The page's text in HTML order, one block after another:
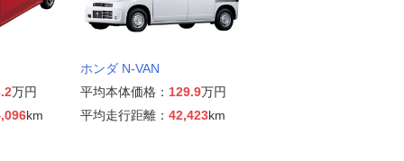
万円
km
ホンダ N-VAN
平均本体価格： 129.9万円
平均走行距離： 42,423km